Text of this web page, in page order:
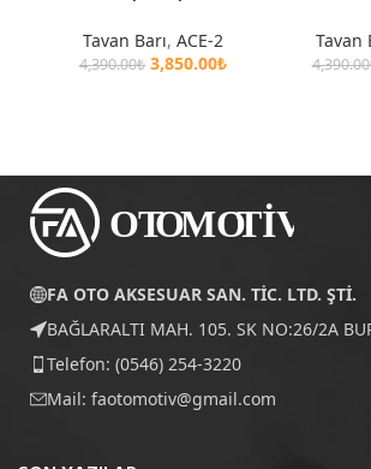
Tavan Barı, ACE-2
4,390.00₺ 3,850.00₺
Tavan
4,390.00
FA OTO AKSESUAR SAN. TİC. LTD. ŞTİ.
BAĞLARALTI MAH. 105. SK NO:26/2A
Telefon: (0546) 254-3220
Mail: faotomotiv@gmail.com